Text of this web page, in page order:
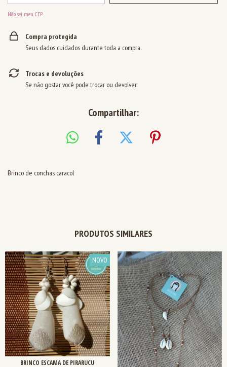
Não sei meu CEP
Compra protegida
Seus dados cuidados durante toda a compra.
Trocas e devoluções
Se não gostar, você pode trocar ou devolver.
Compartilhar:
Brinco de conchas caracol
PRODUTOS SIMILARES
NOVO
BRINCO ESCAMA DE PIRARUCU